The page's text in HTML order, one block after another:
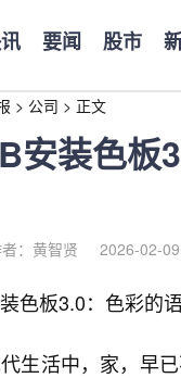
要闻 股市
> 公司 > 正文
安装色板
：黄智贤 2026-02-
色板3.0：色彩的
生活中，家，早